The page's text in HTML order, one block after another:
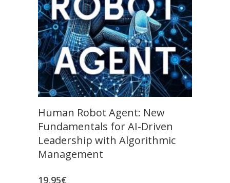
Human Robot Agent: New
Fundamentals for AI-Driven
Leadership with Algorithmic
Management
19,95€